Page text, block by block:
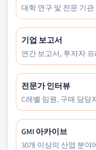
대학 연구 및 전문 기관
기업 보고서
연간 보고서, 투자자
전문가 인터뷰
C레벨 임원, 구매 담당
GMI 아카이브
30개 이상의 산업 분야